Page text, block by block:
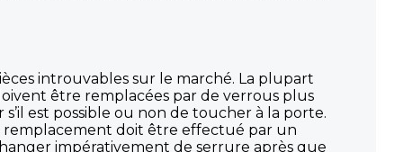
introuvables sur le marché. La plupart
être remplacées par de verrous plus
est possible ou non de toucher à la porte.
remplacement doit être effectué par un
impérativement de serrure après que